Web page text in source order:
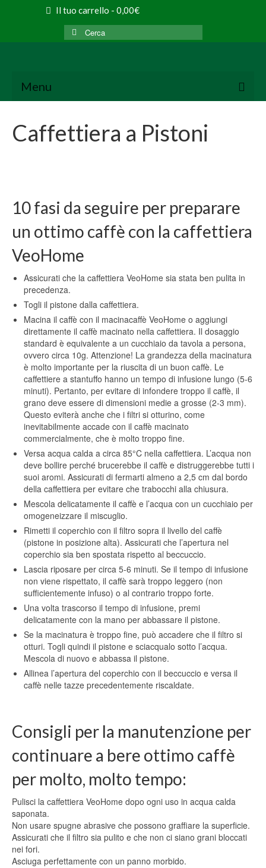
Il tuo carrello - 0,00€
Cerca:
Menu
Caffettiera a Pistoni
10 fasi da seguire per preparare
un ottimo caffè con la caffettiera
VeoHome
Assicurati che la caffettiera VeoHome sia stata ben pulita in
precedenza.
Togli il pistone dalla caffettiera.
Macina il caffè con il macinacaffè VeoHome o aggiungi
direttamente il caffè macinato nella caffettiera. Il dosaggio
standard è equivalente a un cucchiaio da tavola a persona,
ovvero circa 10g. Attenzione! La grandezza della macinatura
è molto importante per la riuscita di un buon caffè. Le
caffettiere a stantuffo hanno un tempo di infusione lungo (5-6
minuti). Pertanto, per evitare di infondere troppo il caffè, il
grano deve essere di dimensioni medie a grosse (2-3 mm).
Questo eviterà anche che i filtri si otturino, come
inevitabilmente accade con il caffè macinato
commercialmente, che è molto troppo fine.
Versa acqua calda a circa 85°C nella caffettiera. L’acqua non
deve bollire perché brucerebbe il caffè e distruggerebbe tutti i
suoi aromi. Assicurati di fermarti almeno a 2,5 cm dal bordo
della caffettiera per evitare che trabocchi alla chiusura.
Mescola delicatamente il caffè e l’acqua con un cucchiaio per
omogeneizzare il miscuglio.
Rimetti il coperchio con il filtro sopra il livello del caffè
(pistone in posizione alta). Assicurati che l’apertura nel
coperchio sia ben spostata rispetto al beccuccio.
Lascia riposare per circa 5-6 minuti. Se il tempo di infusione
non viene rispettato, il caffè sarà troppo leggero (non
sufficientemente infuso) o al contrario troppo forte.
Una volta trascorso il tempo di infusione, premi
delicatamente con la mano per abbassare il pistone.
Se la macinatura è troppo fine, può accadere che il filtro si
otturi. Togli quindi il pistone e sciacqualo sotto l’acqua.
Mescola di nuovo e abbassa il pistone.
Allinea l’apertura del coperchio con il beccuccio e versa il
caffè nelle tazze precedentemente riscaldate.
Consigli per la manutenzione per
continuare a bere ottimo caffè
per molto, molto tempo:
Pulisci la caffettiera VeoHome dopo ogni uso in acqua calda
saponata.
Non usare spugne abrasive che possono graffiare la superficie.
Assicurati che il filtro sia pulito e che non ci siano grani bloccati
nei fori.
Asciuga perfettamente con un panno morbido.